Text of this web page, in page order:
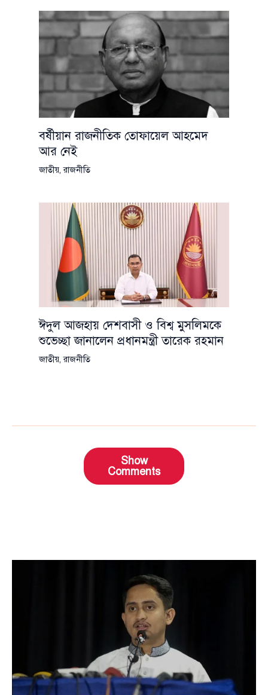
বর্ষীয়ান রাজনীতিক তোফায়েল আহমেদ
আর নেই
জাতীয়,রাজনীতি
ঈদুল আজহায় দেশবাসী ও বিশ্ব মুসলিমকে
শুভেচ্ছা জানালেন প্রধানমন্ত্রী তারেক রহমান
জাতীয়,রাজনীতি
Show
Comments